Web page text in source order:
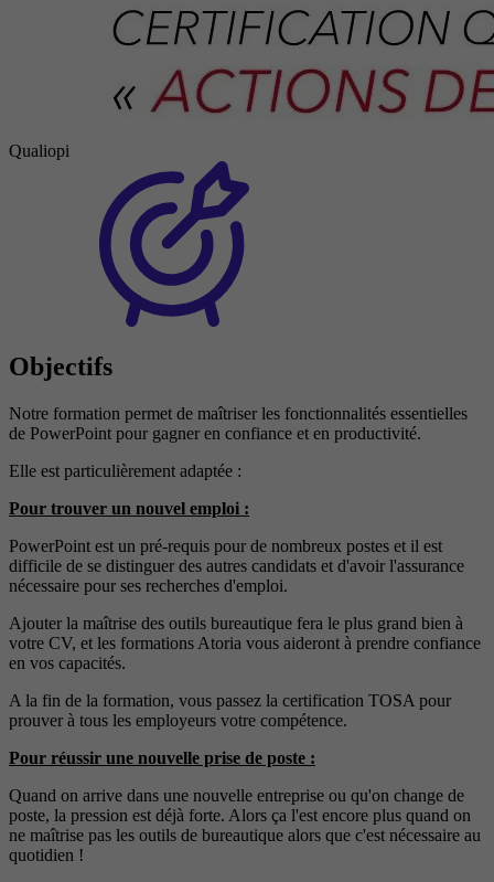
Qualiopi
Objectifs
Notre formation permet de maîtriser les fonctionnalités essentielles
de PowerPoint pour gagner en confiance et en productivité.
Elle est particulièrement adaptée :
Pour trouver un nouvel emploi :
PowerPoint est un pré-requis pour de nombreux postes et il est
difficile de se distinguer des autres candidats et d'avoir l'assurance
nécessaire pour ses recherches d'emploi.
Ajouter la maîtrise des outils bureautique fera le plus grand bien à
votre CV, et les formations Atoria vous aideront à prendre confiance
en vos capacités.
A la fin de la formation, vous passez la certification TOSA pour
prouver à tous les employeurs votre compétence.
Pour réussir une nouvelle prise de poste :
Quand on arrive dans une nouvelle entreprise ou qu'on change de
poste, la pression est déjà forte. Alors ça l'est encore plus quand on
ne maîtrise pas les outils de bureautique alors que c'est nécessaire au
quotidien !